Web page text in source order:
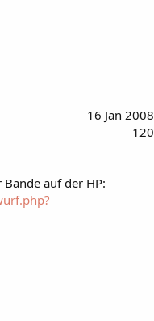
16 Jan 2008
120
auf der HP: